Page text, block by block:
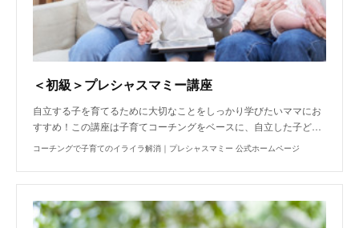
＜初級＞プレシャスマミー講座
自立する子を育てるために大切なことをしっかり学びたいママにお
すすめ！この講座は子育てコーチングをベースに、自立した子ど…
コーチングで子育てのイライラ解消｜プレシャスマミー 公式ホームページ